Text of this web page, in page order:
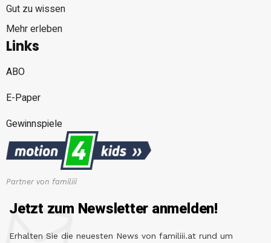
Gut zu wissen
Mehr erleben
Links
ABO
E-Paper
Gewinnspiele
Partner von familiii
Jetzt zum Newsletter anmelden!
Erhalten Sie die neuesten News von familiii.at rund um